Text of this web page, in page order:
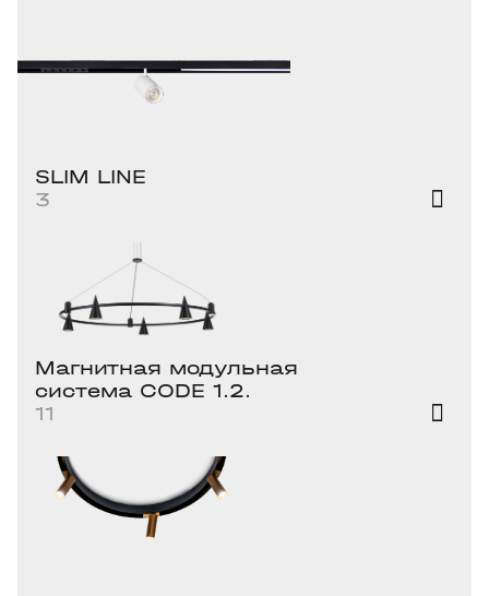
SLIM LINE
3
Магнитная модульная
система CODE 1.2.
11